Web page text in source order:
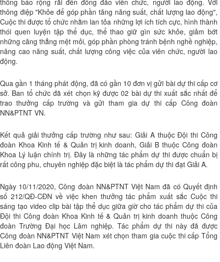
thông báo rộng rãi đến đông đảo viên chức, người lao động. Với
thông điệp "Khỏe để góp phần tăng năng suất, chất lượng lao động",
Cuộc thi được tổ chức nhằm lan tỏa những lợi ích tích cực, hình thành
thói quen luyện tập thể dục, thể thao giữ gìn sức khỏe, giảm bớt
những căng thẳng mệt mỏi, góp phần phòng tránh bệnh nghề nghiệp,
nâng cao năng suất, chất lượng công việc của viên chức, người lao
động.
Qua gần 1 tháng phát động, đã có gần 10 đơn vị gửi bài dự thi cấp cơ
sở. Ban tổ chức đã xét chọn kỹ được 02 bài dự thi xuất sắc nhất để
trao thưởng cấp trường và gửi tham gia dự thi cấp Công đoàn
NN&PTNT VN.
Kết quả giải thưởng cấp trường như sau: Giải A thuộc Đội thi Công
đoàn Khoa Kinh tế & Quản trị kinh doanh, Giải B thuộc Công đoàn
Khoa Lý luận chính trị. Đây là những tác phẩm dự thi được chuẩn bị
rất công phu, chuyên nghiệp đặc biệt là tác phẩm dự thi đạt Giải A.
Ngày 10/11/2020, Công đoàn NN&PTNT Việt Nam đã có Quyết định
số 212/QĐ-CĐN về việc khen thưởng tác phẩm xuất sắc Cuộc thi
sáng tạo video clip bài tập thể dục giữa giờ cho tác phẩm dự thi của
Đội thi Công đoàn Khoa Kinh tế & Quản trị kinh doanh thuộc Công
đoàn Trường Đại học Lâm nghiệp. Tác phẩm dự thi này đã được
Công đoàn NN&PTNT Việt Nam xét chọn tham gia cuộc thi cấp Tổng
Liên đoàn Lao động Việt Nam.